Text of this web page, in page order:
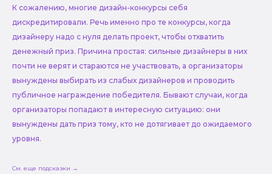
К сожалению, многие дизайн-конкурсы себя
дискредитировали. Речь именно про те конкурсы, когда
дизайнеру надо с нуля делать проект, чтобы отхватить
денежный приз. Причина простая: сильные дизайнеры в них
почти не верят и стараются не участвовать, а организаторы
вынуждены выбирать из слабых дизайнеров и проводить
публичное награждение победителя. Бывают случаи, когда
организаторы попадают в интересную ситуацию: они
вынуждены дать приз тому, кто не дотягивает до ожидаемого
уровня.
См. еще подсказки →